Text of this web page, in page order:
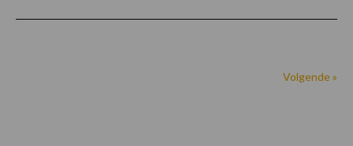
Volgende »